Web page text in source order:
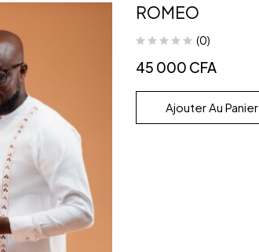
ROMEO
(0)
45 000 CFA
Ajouter Au Panier